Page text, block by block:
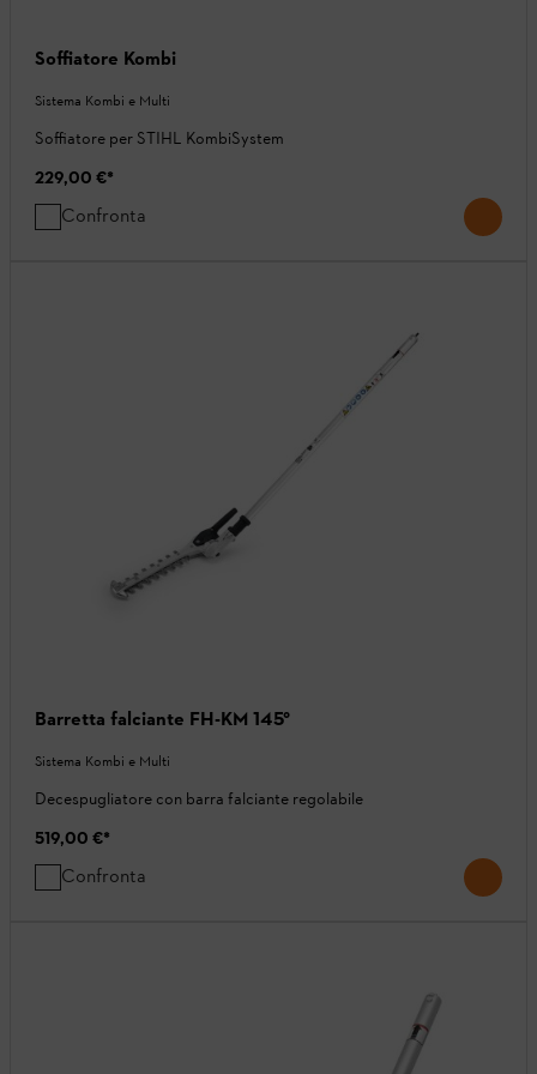
Soffiatore Kombi
Sistema Kombi e Multi
Soffiatore per STIHL KombiSystem
229,00 €*
Confronta
Barretta falciante FH-KM 145°
Sistema Kombi e Multi
Decespugliatore con barra falciante regolabile
519,00 €*
Confronta